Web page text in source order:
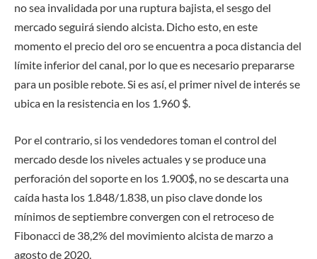
no sea invalidada por una ruptura bajista, el sesgo del
mercado seguirá siendo alcista. Dicho esto, en este
momento el precio del oro se encuentra a poca distancia del
límite inferior del canal, por lo que es necesario prepararse
para un posible rebote. Si es así, el primer nivel de interés se
ubica en la resistencia en los 1.960 $.
Por el contrario, si los vendedores toman el control del
mercado desde los niveles actuales y se produce una
perforación del soporte en los 1.900$, no se descarta una
caída hasta los 1.848/1.838, un piso clave donde los
mínimos de septiembre convergen con el retroceso de
Fibonacci de 38,2% del movimiento alcista de marzo a
agosto de 2020.